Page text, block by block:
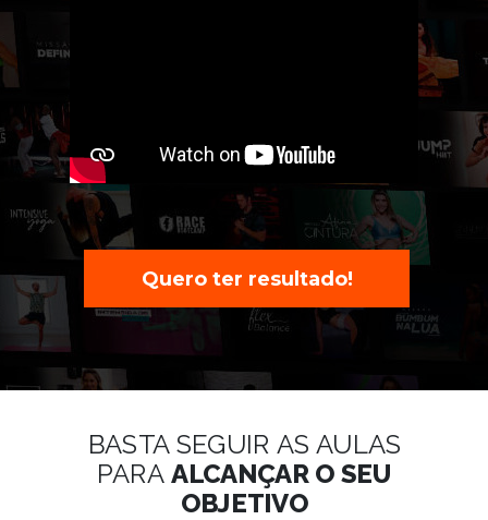
Quero ter resultado!
BASTA SEGUIR AS AULAS
PARA ALCANÇAR O SEU
OBJETIVO